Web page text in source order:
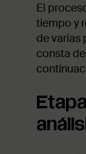
El
tiempo y
de varias
consta de